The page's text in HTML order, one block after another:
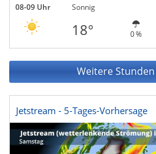
08-09 Uhr Sonnig
18° 0 %
Weitere
Jetstream - 5-Tages-Vorhersage